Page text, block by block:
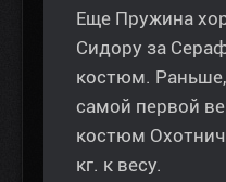
Еще Пружина
Сидору за
костюм.
самой первой
костюм
кг. к весу.